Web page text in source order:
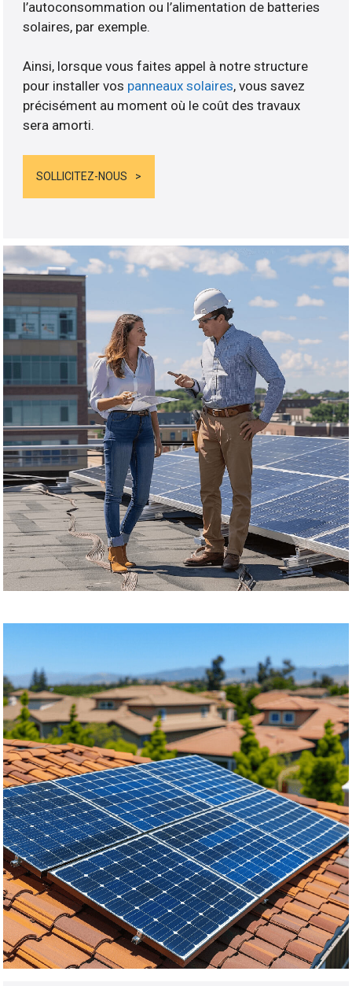
l’autoconsommation ou l’alimentation de batteries
solaires, par exemple.
Ainsi, lorsque vous faites appel à notre structure
pour installer vos panneaux solaires, vous savez
précisément au moment où le coût des travaux
sera amorti.
SOLLICITEZ-NOUS